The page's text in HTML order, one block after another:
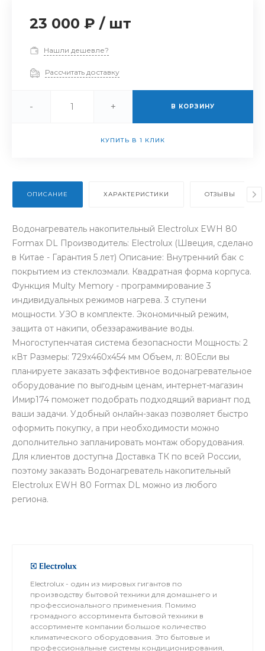
23 000 ₽ / шт
Нашли дешевле?
Рассчитать доставку
- + В КОРЗИНУ
КУПИТЬ В 1 КЛИК
ОПИСАНИЕ ХАРАКТЕРИСТИКИ ОТЗЫВЫ
Водонагреватель накопительный Electrolux EWH 80
Formax DL Производитель: Electrolux (Швеция, сделано
в Китае - Гарантия 5 лет) Описание: Внутренний бак с
покрытием из стеклоэмали. Квадратная форма корпуса.
Функция Multy Memory - программирование 3
индивидуальных режимов нагрева. 3 ступени
мощности. УЗО в комплекте. Экономичный режим,
защита от накипи, обеззараживание воды.
Многоступенчатая система безопасности Мощность: 2
кВт Размеры: 729x460x454 мм Объем, л: 80Если вы
планируете заказать эффективное водонагревательное
оборудование по выгодным ценам, интернет-магазин
Имир174 поможет подобрать подходящий вариант под
ваши задачи. Удобный онлайн-заказ позволяет быстро
оформить покупку, а при необходимости можно
дополнительно запланировать монтаж оборудования.
Для клиентов доступна Доставка ТК по всей России,
поэтому заказать Водонагреватель накопительный
Electrolux EWH 80 Formax DL можно из любого
региона.
Electrolux - один из мировых гигантов по
производству бытовой техники для домашнего и
профессионального применения. Помимо
громадного ассортимента бытовой техники в
ассортименте компании большое количество
климатического оборудования. Это бытовые и
профессиональные системы кондиционирования,